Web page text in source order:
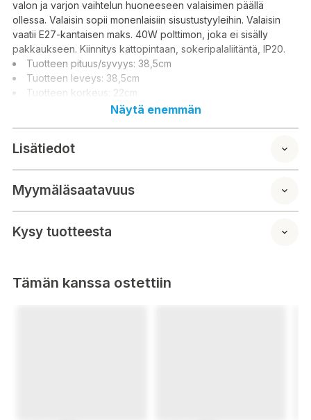
valon ja varjon vaihtelun huoneeseen valaisimen päällä
ollessa. Valaisin sopii monenlaisiin sisustustyyleihin. Valaisin
vaatii E27-kantaisen maks. 40W polttimon, joka ei sisälly
pakkaukseen. Kiinnitys kattopintaan, sokeripalaliitäntä, IP20.
Tuotteen pituus/syvyys: 38,5cm
Tuotteen leveys: 38,5cm
Tuotteen korkeus: 22cm
Näytä enemmän
Lisätiedot
Myymäläsaatavuus
Kysy tuotteesta
Tämän kanssa ostettiin